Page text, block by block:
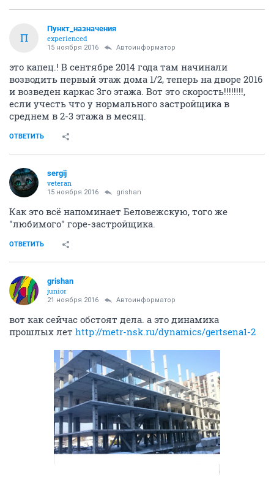
П
Пункт_назначения
experienced
15 ноября 2016 Автоинформатор
это капец.! В сентябре 2014 года там начинали
возводить первый этаж дома 1/2, теперь на дворе 2016
и возведен каркас 3го этажа. Вот это скорость!!!!!!!!,
если учесть что у нормального застройщика в
среднем в 2-3 этажа в месяц.
ОТВЕТИТЬ
sergij
veteran
15 ноября 2016 grishan
Как это всё напоминает Беловежскую, того же
"любимого" горе-застройщика.
ОТВЕТИТЬ
grishan
junior
21 ноября 2016 Автоинформатор
вот как сейчас обстоят дела. а это динамика
прошлых лет http://metr-nsk.ru/dynamics/gertsena1-2